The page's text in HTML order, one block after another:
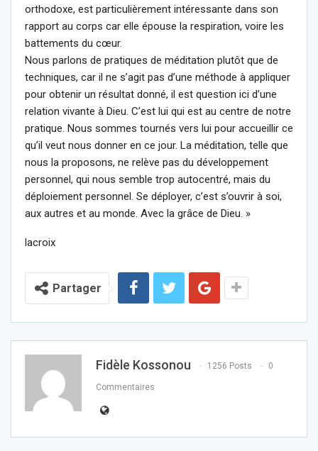
orthodoxe, est particulièrement intéressante dans son
rapport au corps car elle épouse la respiration, voire les
battements du cœur.
Nous parlons de pratiques de méditation plutôt que de
techniques, car il ne s’agit pas d’une méthode à appliquer
pour obtenir un résultat donné, il est question ici d’une
relation vivante à Dieu. C’est lui qui est au centre de notre
pratique. Nous sommes tournés vers lui pour accueillir ce
qu’il veut nous donner en ce jour. La méditation, telle que
nous la proposons, ne relève pas du développement
personnel, qui nous semble trop autocentré, mais du
déploiement personnel. Se déployer, c’est s’ouvrir à soi,
aux autres et au monde. Avec la grâce de Dieu. »
lacroix
Partager
Fidèle Kossonou 1256 Posts 0
Commentaires